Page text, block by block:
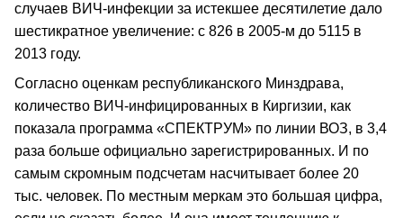
случаев ВИЧ-инфекции за истекшее десятилетие дало
шестикратное увеличение: с 826 в 2005-м до 5115 в
2013 году.
Согласно оценкам республиканского Минздрава,
количество ВИЧ-инфицированных в Киргизии, как
показала программа «СПЕКТРУМ» по линии ВОЗ, в 3,4
раза больше официально зарегистрированных. И по
самым скромным подсчетам насчитывает более 20
тыс. человек. По местным меркам это большая цифра,